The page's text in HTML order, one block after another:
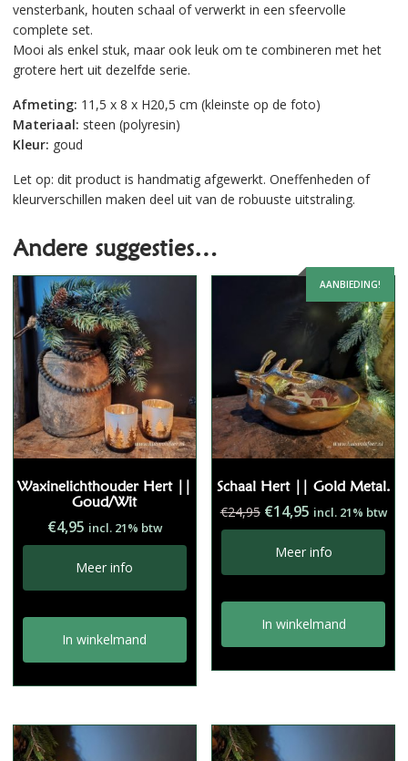
vensterbank, houten schaal of verwerkt in een sfeervolle
complete set.
Mooi als enkel stuk, maar ook leuk om te combineren met het
grotere hert uit dezelfde serie.
Afmeting: 11,5 x 8 x H20,5 cm (kleinste op de foto)
Materiaal: steen (polyresin)
Kleur: goud
Let op: dit product is handmatig afgewerkt. Oneffenheden of
kleurverschillen maken deel uit van de robuuste uitstraling.
Andere suggesties…
Waxinelichthouder Hert ||
Goud/Wit
€4,95 incl. 21% btw
Meer info
In winkelmand
AANBIEDING!
Schaal Hert || Gold Metal.
€24,95 Oorspronkelijke
prijs
was:
€24,95.
€14,95Huidige
prijs
is:
€14,95.
incl. 21% btw
Meer info
In winkelmand